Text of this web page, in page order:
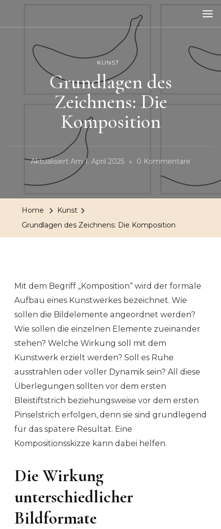
KUNST
Grundlagen des
Zeichnens: Die
Komposition
Aktualisiert Am1. April 2025 0 Kommentare
Home
Kunst
Grundlagen des Zeichnens: Die Komposition
Mit dem Begriff „Komposition“ wird der formale
Aufbau eines Kunstwerkes bezeichnet. Wie
sollen die Bildelemente angeordnet werden?
Wie sollen die einzelnen Elemente zueinander
stehen? Welche Wirkung soll mit dem
Kunstwerk erzielt werden? Soll es Ruhe
ausstrahlen oder voller Dynamik sein? All diese
Überlegungen sollten vor dem ersten
Bleistiftstrich beziehungsweise vor dem ersten
Pinselstrich erfolgen, denn sie sind grundlegend
für das spätere Resultat. Eine
Kompositionsskizze kann dabei helfen.
Die Wirkung
unterschiedlicher
Bildformate